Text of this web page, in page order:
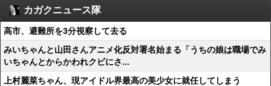
カガクニュース隊
高市、避難所を3分視察して去る
みいちゃんと山田さんアニメ化反対署名始まる「うちの娘は職場でみ
いちゃんとからかわれクビにさ...
上村麗菜ちゃん、現アイドル界最高の美少女に就任してしまう